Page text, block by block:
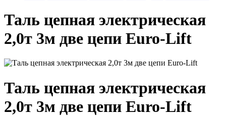
Таль цепная электрическая
2,0т 3м две цепи Euro-Lift
Таль цепная электрическая
2,0т 3м две цепи Euro-Lift